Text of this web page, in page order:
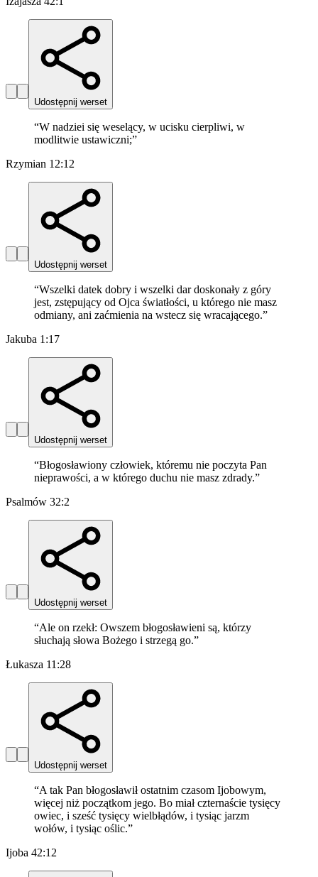
Udostępnij werset
“W nadziei się weselący, w ucisku cierpliwi, w
modlitwie ustawiczni;”
Rzymian 12:12
Udostępnij werset
“Wszelki datek dobry i wszelki dar doskonały z góry
jest, zstępujący od Ojca światłości, u którego nie masz
odmiany, ani zaćmienia na wstecz się wracającego.”
Jakuba 1:17
Udostępnij werset
“Błogosławiony człowiek, któremu nie poczyta Pan
nieprawości, a w którego duchu nie masz zdrady.”
Psalmów 32:2
Udostępnij werset
“Ale on rzekł: Owszem błogosławieni są, którzy
słuchają słowa Bożego i strzegą go.”
Łukasza 11:28
Udostępnij werset
“A tak Pan błogosławił ostatnim czasom Ijobowym,
więcej niż początkom jego. Bo miał czternaście tysięcy
owiec, i sześć tysięcy wielbłądów, i tysiąc jarzm
wołów, i tysiąc oślic.”
Ijoba 42:12